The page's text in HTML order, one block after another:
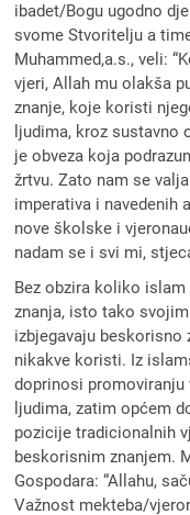
ibadet/Bogu ugodno
svome Stvoritelju a
Muhammed,a.s., veli:
vjeri, Allah mu olakša
znanje, koje koristi
ljudima, kroz
je obveza koja
žrtvu. Zato nam se
imperativa i navedenih
nove školske i
nadam se i svi mi,
Bez obzira koliko
znanja, isto tako
izbjegavaju
nikakve koristi. Iz
doprinosi
ljudima, zatim općem
pozicije tradicionalnih
beskorisnim znanjem.
Gospodara: “Allahu,
Važnost mekteba/